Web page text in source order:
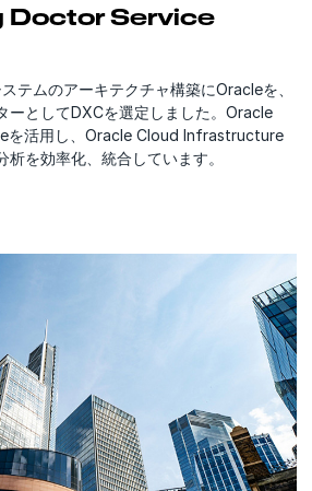
Doctor Service
テムのアーキテクチャ構築にOracleを、
ーとしてDXCを選定しました。Oracle
を活用し、Oracle Cloud Infrastructure
を効率化、統合しています。